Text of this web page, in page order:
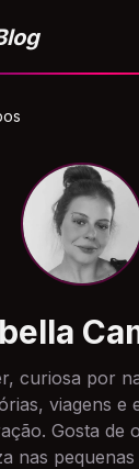
curiosa por
viagens e
Gosta de
nas pequenas